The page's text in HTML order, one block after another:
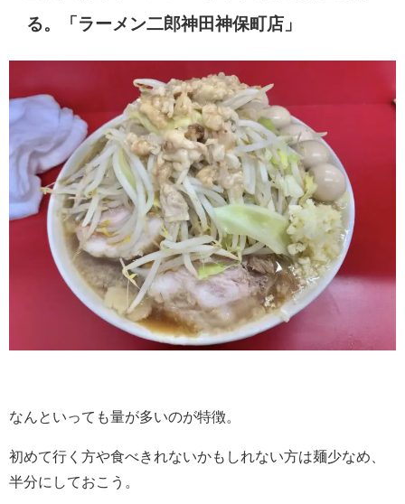
る。「ラーメン二郎神田神保町店」
なんといっても量が多いのが特徴。
初めて行く方や食べきれないかもしれない方は麺少なめ、
半分にしておこう。